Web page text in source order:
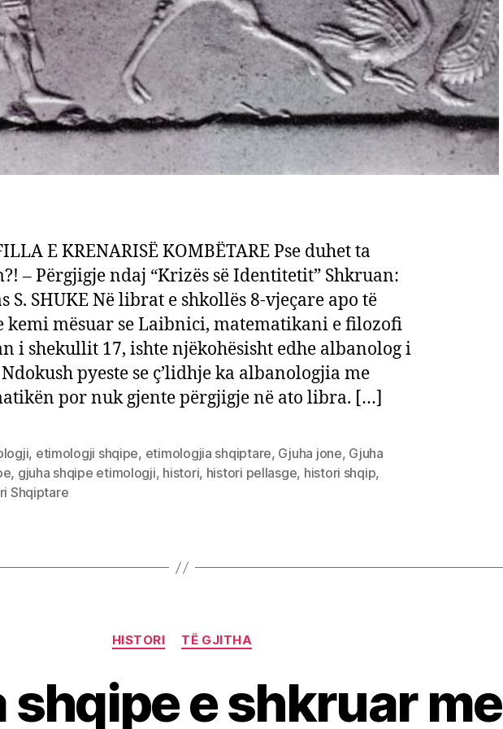
E KRENARISË KOMBËTARE Pse duhet ta
– Përgjigje ndaj “Krizës së Identitetit” Shkruan:
S. SHUKE Në librat e shkollës 8-vjeçare apo të
kemi mësuar se Laibnici, matematikani e filozofi
i shekullit 17, ishte njëkohësisht edhe albanolog i
pyeste se ç’lidhje ka albanologjia me
por nuk gjente përgjigje në ato libra. […]
, etimologji shqipe, etimologjia shqiptare, Gjuha jone, Gjuha
, gjuha shqipe etimologji, histori, histori pellasge, histori shqip,
Shqiptare
Categories
HISTORI TË GJITHA
shqipe e shkruar me